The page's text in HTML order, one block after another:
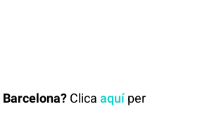
Barcelona?Clica aquíper